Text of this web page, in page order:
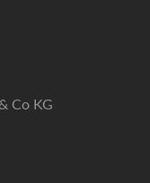
Co KG